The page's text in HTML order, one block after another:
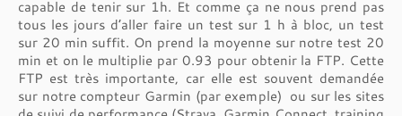
capable de tenir sur 1h. Et comme ça ne nous prend pas
tous les jours d’aller faire un test sur 1 h à bloc, un test
sur 20 min suffit. On prend la moyenne sur notre test 20
min et on le multiplie par 0.93 pour obtenir la FTP. Cette
FTP est très importante, car elle est souvent demandée
sur notre compteur Garmin (par exemple) ou sur les sites